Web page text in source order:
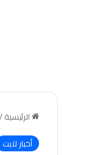
الرئيسية/
أخبار لايت